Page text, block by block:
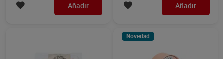
Añadir Añadir
Novedad